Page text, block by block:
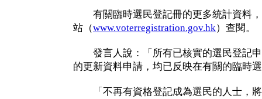
有關臨時選民登記冊的更多統計資料，
站（www.voterregistration.gov.hk）查閱。
發言人說：「所有已核實的選民登記申
的更新資料申請，均已反映在有關的臨時
「不再有資格登記成為選民的人士，將